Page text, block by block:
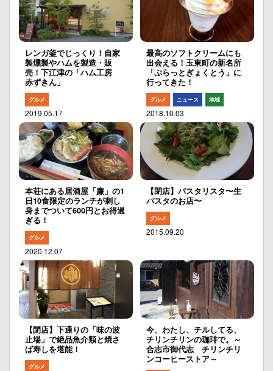
レンガ釜でじっくり！自家
製燻製やハムを製造・販
売！下江津の「ハム工房
赤ずきん」
グルメ
2019.05.17
最高のソフトクリームにも
出会える！玉東町の新名所
「ぷらっとぎょくとう」に
行ってきた！
グルメ ニュース 地域
2018.10.03
本荘にある居酒屋「廉」の1
日10食限定のランチが刺し
身までついて600円とお得過
ぎる！
グルメ
2020.12.07
【閉店】パスタリスタ〜生
パスタのお店〜
グルメ
2015.09.20
【閉店】下通りの「味の波
止場」で絶品魚介類と焼さ
ば寿しを堪能！
グルメ
今、わたし、チルしてる、
チリンチリンの珈琲で。～
合志市御代志 チリンチリ
ンコーヒーストア～